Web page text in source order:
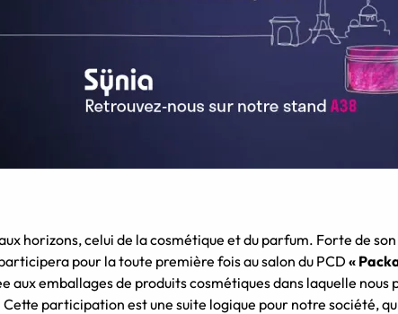
horizons, celui de la cosmétique et du parfum. Forte de
pour la toute première fois au salon du PCD«
aux emballages de produits cosmétiques dans laquelle
participation est une suite logique pour notre société,